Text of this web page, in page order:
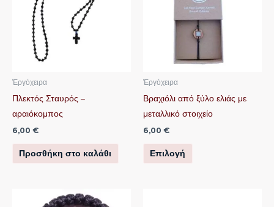
Ἐργόχειρα
Πλεκτός Σταυρός –
αραιόκομπος
6,00 €
Προσθήκη στο καλάθι
Ἐργόχειρα
Βραχιόλι από ξύλο ελιάς με
μεταλλικό στοιχείο
6,00 €
Επιλογή
έχει
πολλαπλές
παραλλαγές.
επιλογές
να
επιλεγούν
σελίδα
Αυτό